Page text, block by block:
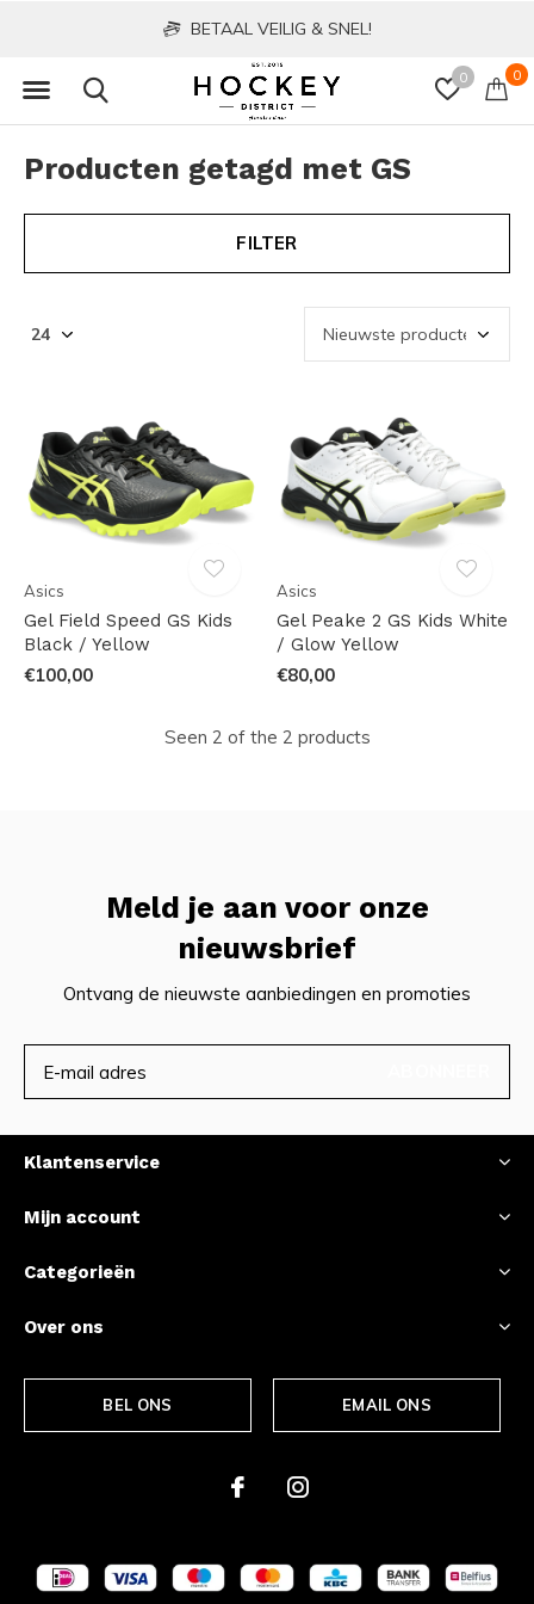
0 0
BETAAL VEILIG & SNEL!
Producten getagd met GS
FILTER
Asics
Gel Field Speed GS Kids
Black / Yellow
€100,00
Asics
Gel Peake 2 GS Kids White
/ Glow Yellow
€80,00
Seen 2 of the 2 products
Meld je aan voor onze
nieuwsbrief
Ontvang de nieuwste aanbiedingen en promoties
Klantenservice
Mijn account
Categorieën
Over ons
BEL ONS EMAIL ONS